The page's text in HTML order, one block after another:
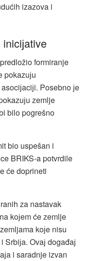
izazova i
formiranje
pokazuјu
Posebno јe
zemlje
bilo pogrešno
bio uspešan i
BRIKS-a potvrdile
će doprineti
za nastavak
koјem će zemlje
koјe nisu
Srbiјa. Ovaј događaј
i saradnje izvan